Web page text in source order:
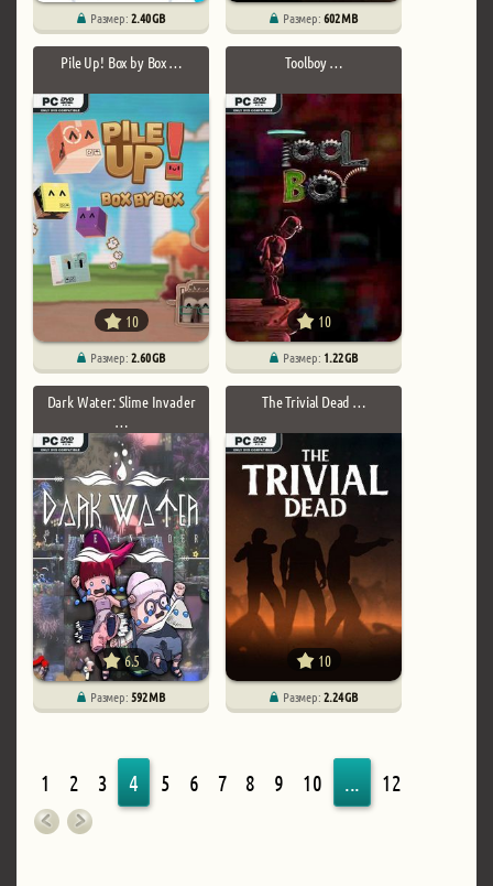
Размер:2.40 GB Размер:602 MB
Pile Up! Box by Box …
10
Размер:2.60 GB
Toolboy …
10
Размер: 1.22 GB
Dark Water: Slime Invader
…
6.5
Размер:592 MB
The Trivial Dead …
10
Размер:2.24 GB
1 2 3 4 5 6 7 8 9 10 ... 12